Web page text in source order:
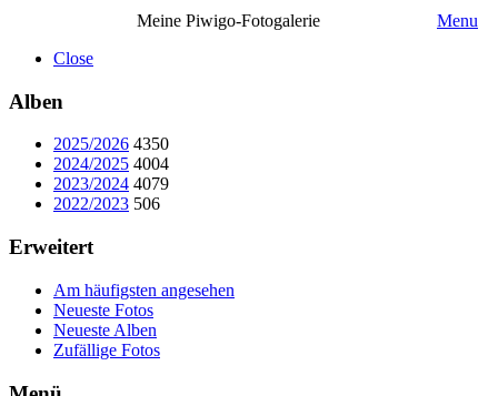
Meine Piwigo-Fotogalerie
Menu
Close
Alben
2025/2026 4350
2024/2025 4004
2023/2024 4079
2022/2023 506
Erweitert
Am häufigsten angesehen
Neueste Fotos
Neueste Alben
Zufällige Fotos